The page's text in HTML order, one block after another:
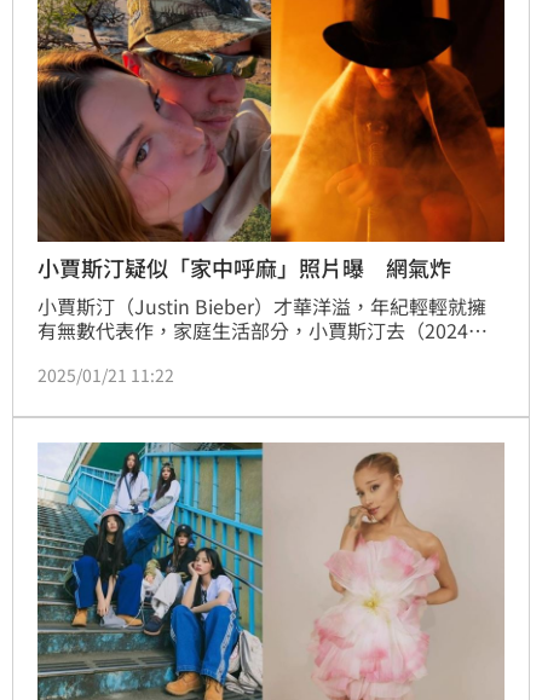
小賈斯汀疑似「家中呼麻」照片曝 網氣炸
小賈斯汀（Justin Bieber）才華洋溢，年紀輕輕就擁
有無數代表作，家庭生活部分，小賈斯汀去（2024）
同年8月證實兒子平安出生，消息曝光後湧入各界祝
友不滿，不少人認為他應該要讓小孩有健康成長的空
間。
2025/01/21 11:22